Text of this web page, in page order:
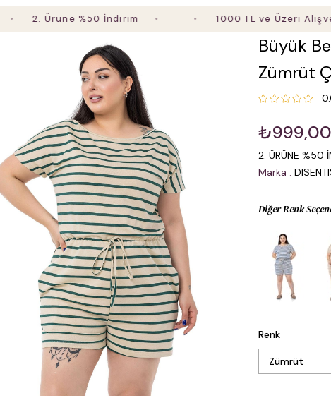
2. Ürüne %50 İndirim 1000 TL ve Üzeri
Büyük
Zümrüt
₺999,00
2. ÜRÜNE %50
Marka :
Diğer Renk
Renk